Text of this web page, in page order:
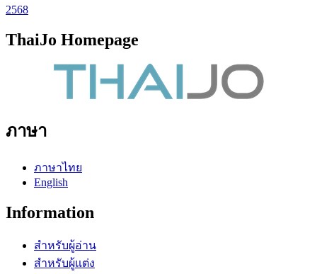
2568
ThaiJo Homepage
ภาษา
ภาษาไทย
English
Information
สำหรับผู้อ่าน
สำหรับผู้แต่ง